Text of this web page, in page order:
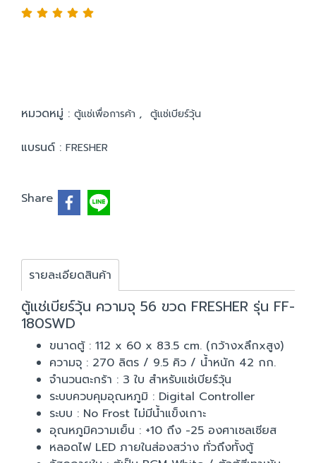
หมวดหมู่ : ตู้แช่เพื่อการค้า , ตู้แช่เบียร์วุ้น
แบรนด์ : FRESHER
Share
รายละเอียดสินค้า
ตู้แช่เบียร์วุ้น ความจุ 56 ขวด FRESHER รุ่น FF-
180SWD
ขนาดตู้ : 112 x 60 x 83.5 cm. (กว้างxลึกxสูง)
ความจุ : 270 ลิตร / 9.5 คิว / น้ำหนัก 42 กก.
จำนวนตะกร้า : 3 ใบ สำหรับแช่เบียร์วุ้น
ระบบควบคุมอุณหภูมิ : Digital Controller
ระบบ : No Frost ไม่มีน้ำแข็งเกาะ
อุณหภูมิความเย็น : +10 ถึง -25 องศาเซลเซียส
หลอดไฟ LED ภายในส่องสว่าง ทั่วถึงทั้งตู้